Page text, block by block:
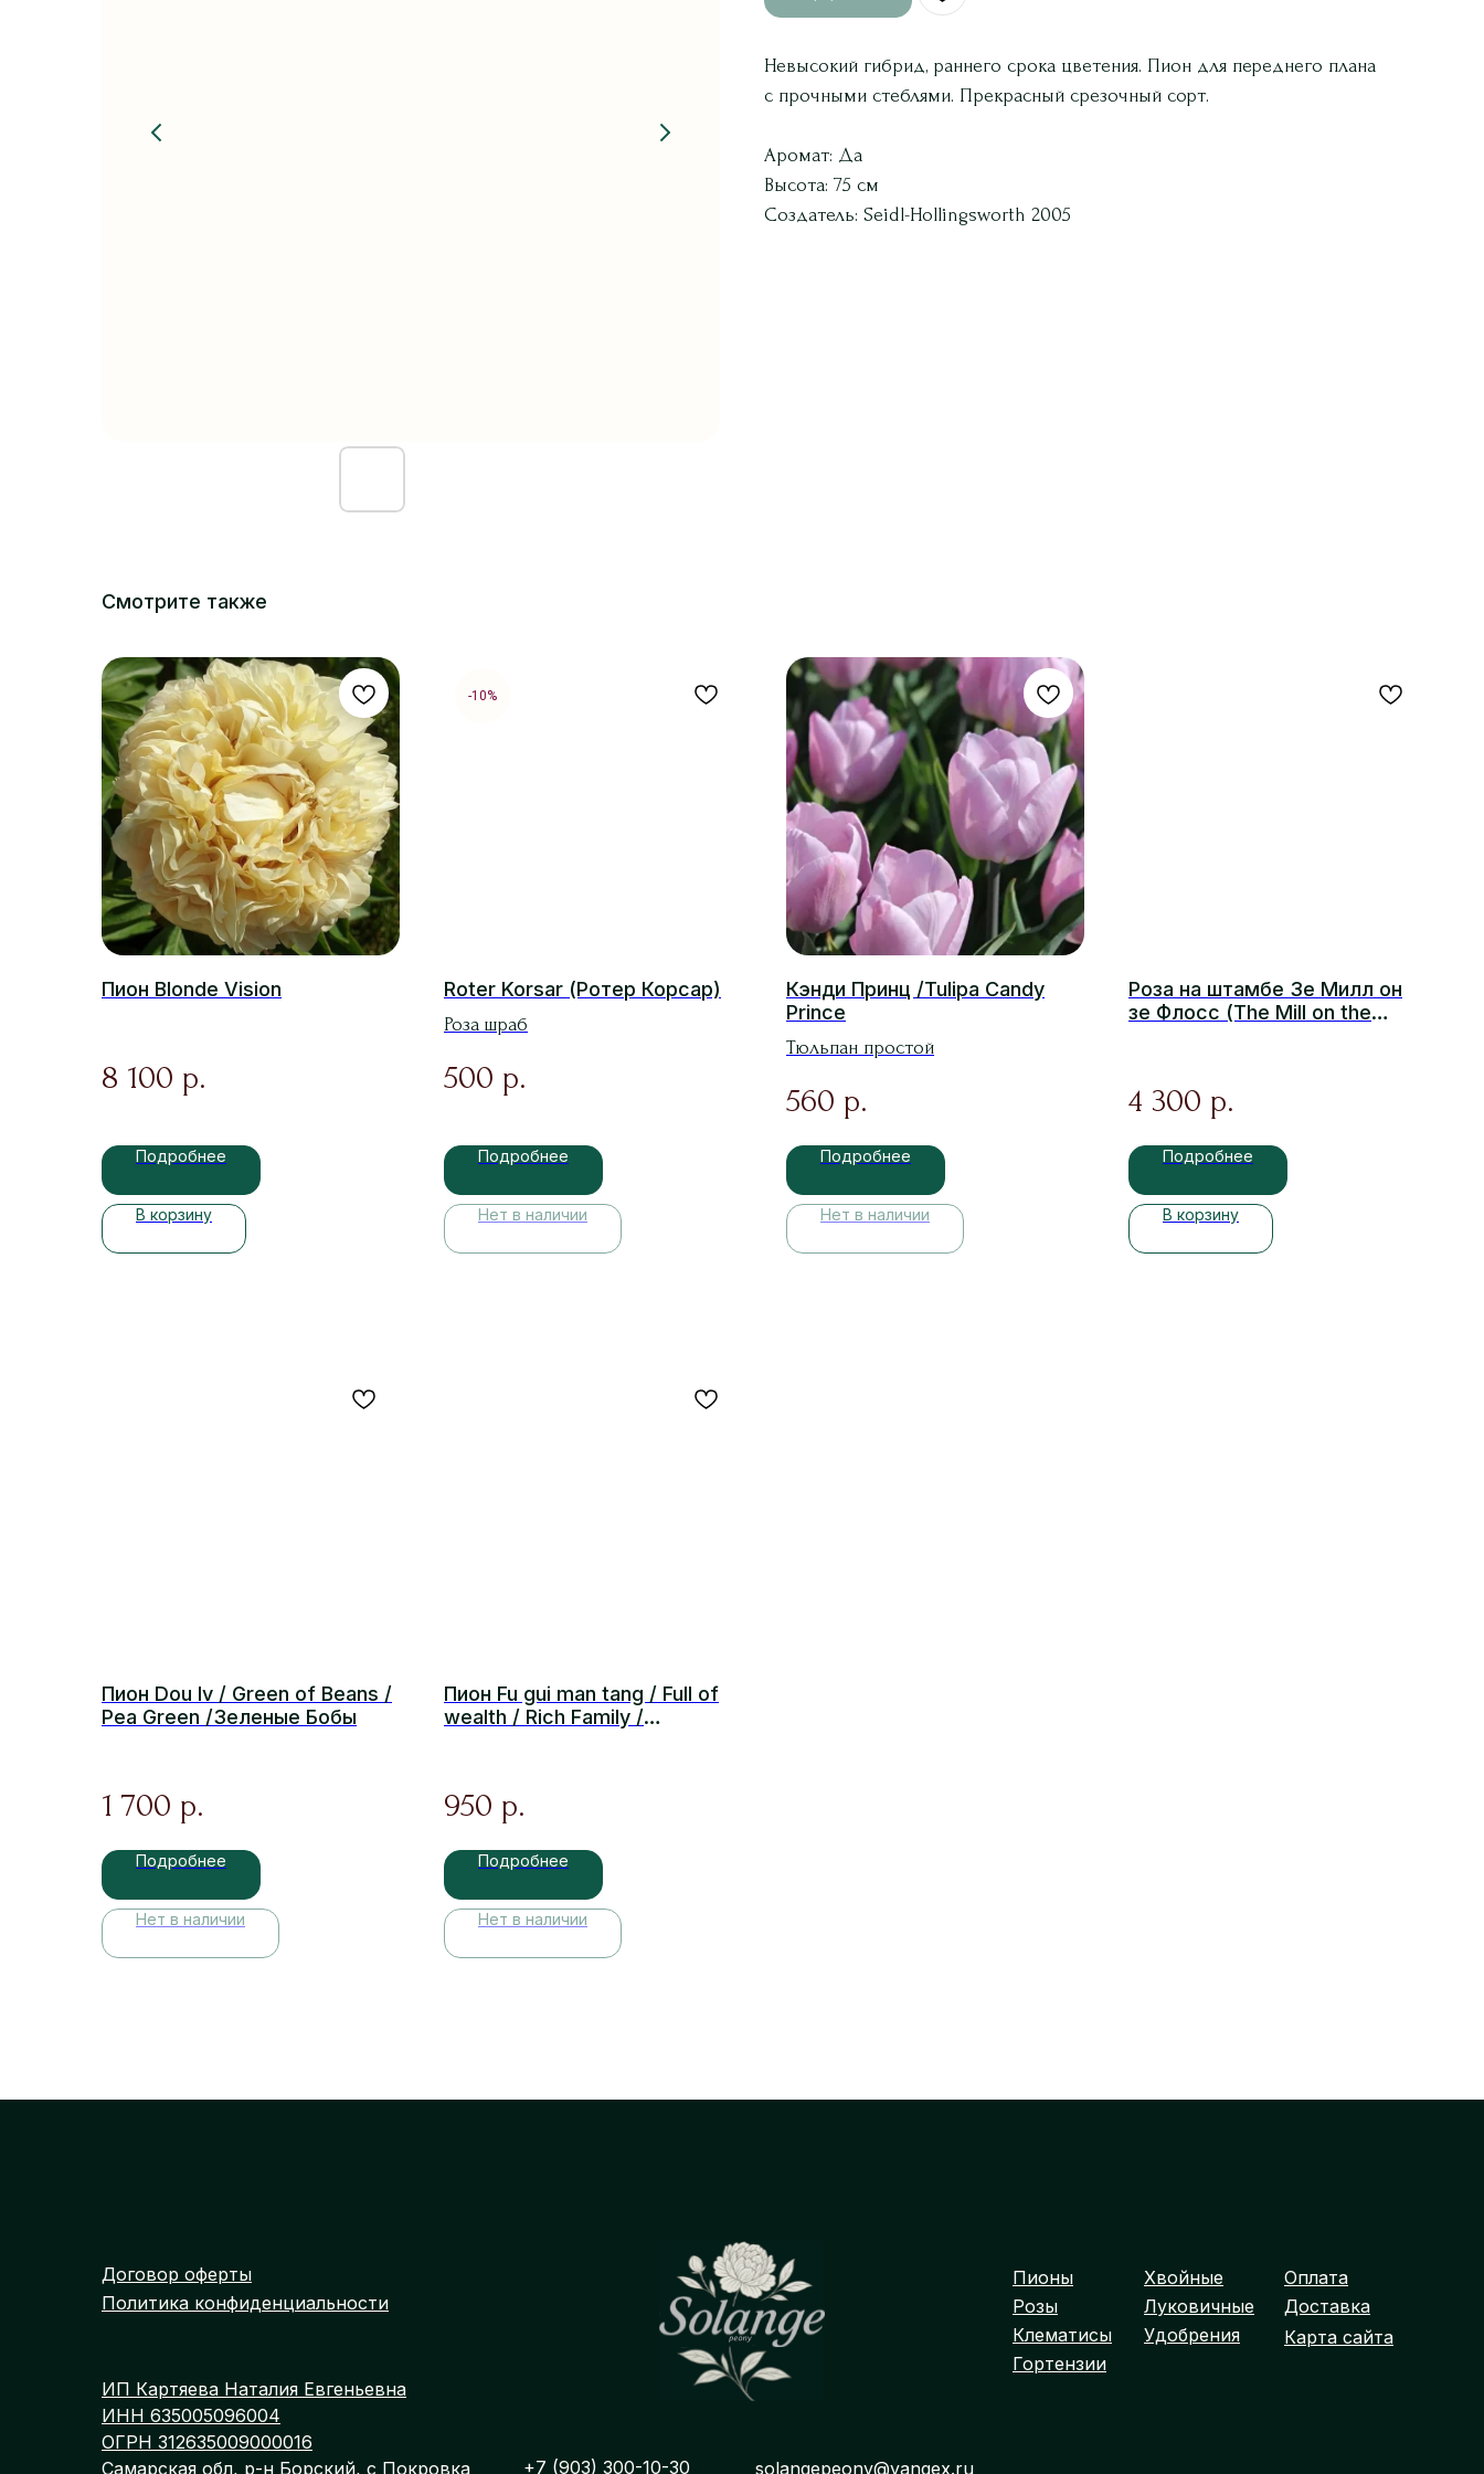
Невысокий гибрид, раннего срока цветения. Пион для переднего плана
с прочными стеблями. Прекрасный срезочный сорт.
Аромат: Да
Высота: 75 см
Создатель: Seidl-Hollingsworth 2005
Смотрите также
Пион Blonde Vision
8 100 р.
Подробнее
В корзину
-10%
Roter Korsar (Ротер Корсар)
Роза шраб
500 р.
Подробнее
Нет в наличии
Кэнди Принц /Tulipa Candy
Prince
Тюльпан простой
560 р.
Подробнее
Нет в наличии
Роза на штамбе Зе Милл он
зе Флосс (The Mill on the
4 300 р.
Подробнее
В корзину
Пион Dou lv / Green of Beans /
Pea Green /Зеленые Бобы
1 700 р.
Подробнее
Нет в наличии
Пион Fu gui man tang / Full of
wealth / Rich Family /
950 р.
Подробнее
Нет в наличии
solangepeony@yangex.ru
+7 (903) 300-10-30
Оплата
Карта сайта
Доставка
Удобрения
Луковичные
Хвойные
Гортензии
Клематисы
Розы
Пионы
Договор оферты
Политика конфиденциальности
ИП Картяева Наталия Евгеньевна
ИНН 635005096004
ОГРН 312635009000016
Самарская обл, р-н Борский, с Покровка